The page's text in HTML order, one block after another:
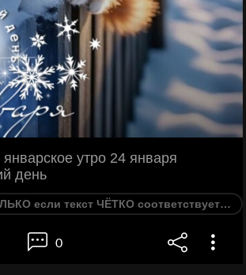
утро 24 января
день
#❗ Ставь теги ТОЛЬКО если текст ЧЁТКО соответствует категории.
0